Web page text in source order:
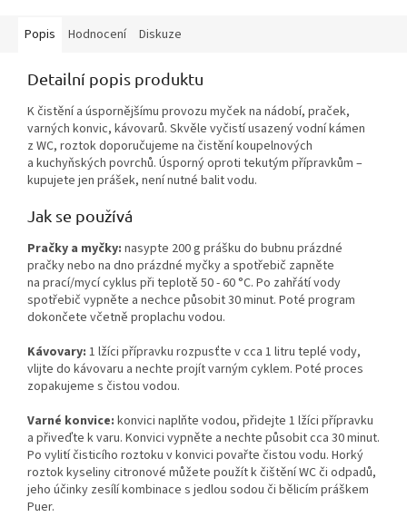
Popis Hodnocení Diskuze
Detailní popis produktu
K čistění a úspornějšímu provozu myček na nádobí, praček,
varných konvic, kávovarů. Skvěle vyčistí usazený vodní kámen
z WC, roztok doporučujeme na čistění koupelnových
a kuchyňských povrchů. Úsporný oproti tekutým přípravkům –
kupujete jen prášek, není nutné balit vodu.
Jak se používá
Pračky a myčky: nasypte 200 g prášku do bubnu prázdné
pračky nebo na dno prázdné myčky a spotřebič zapněte
na prací/mycí cyklus při teplotě 50 - 60 °C. Po zahřátí vody
spotřebič vypněte a nechce působit 30 minut. Poté program
dokončete včetně proplachu vodou.
Kávovary: 1 lžíci přípravku rozpusťte v cca 1 litru teplé vody,
vlijte do kávovaru a nechte projít varným cyklem. Poté proces
zopakujeme s čistou vodou.
Varné konvice: konvici naplňte vodou, přidejte 1 lžíci přípravku
a přiveďte k varu. Konvici vypněte a nechte působit cca 30 minut.
Po vylití čisticího roztoku v konvici povařte čistou vodu. Horký
roztok kyseliny citronové můžete použít k čištění WC či odpadů,
jeho účinky zesílí kombinace s jedlou sodou či bělicím práškem
Puer.